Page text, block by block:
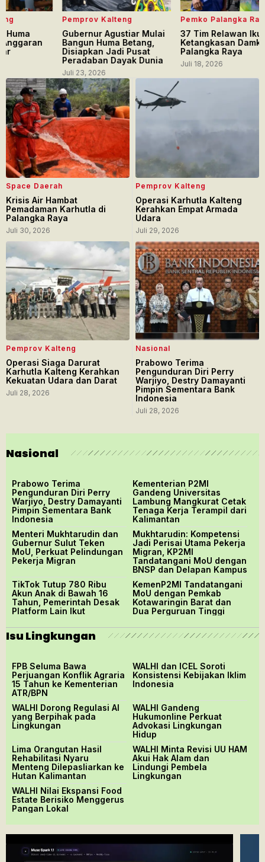
Pemprov Kalteng
Gubernur Agustiar Mulai
Bangun Huma Betang,
Disiapkan Jadi Pusat
Peradaban Dayak Dunia
Pemko Palangka Raya
37 Tim Relawan Ikuti Uji
Ketangkasan Damkar di
Palangka Raya
Juli 18, 2026
Apel
Space Daerah
Krisis Air Hambat
Pemadaman Karhutla di
Palangka Raya
Juli 30, 2026
Pemprov Kalteng
Operasi Karhutla Kalteng
Kerahkan Empat Armada
Udara
Juli 29, 2026
Pemprov Kalteng
Operasi Siaga Darurat
Karhutla Kalteng Kerahkan
Kekuatan Udara dan Darat
Juli 28, 2026
Nasional
Prabowo Terima
Pengunduran Diri Perry
Warjiyo, Destry Damayanti
Pimpin Sementara Bank
Indonesia
Juli 28, 2026
Nasional
Prabowo Terima
Pengunduran Diri Perry
Warjiyo, Destry Damayanti
Pimpin Sementara Bank
Indonesia
Kementerian P2MI
Gandeng Universitas
Lambung Mangkurat Cetak
Tenaga Kerja Terampil dari
Kalimantan
Menteri Mukhtarudin dan
Gubernur Sulut Teken
MoU, Perkuat Pelindungan
Pekerja Migran
Mukhtarudin: Kompetensi
Jadi Perisai Utama Pekerja
Migran, KP2MI
Tandatangani MoU dengan
BNSP dan Delapan Kampus
TikTok Tutup 780 Ribu
Akun Anak di Bawah 16
Tahun, Pemerintah Desak
Platform Lain Ikut
KemenP2MI Tandatangani
MoU dengan Pemkab
Kotawaringin Barat dan
Dua Perguruan Tinggi
Isu Lingkungan
FPB Seluma Bawa
Perjuangan Konflik Agraria
15 Tahun ke Kementerian
ATR/BPN
WALHI dan ICEL Soroti
Konsistensi Kebijakan Iklim
Indonesia
WALHI Dorong Regulasi AI
yang Berpihak pada
Lingkungan
WALHI Gandeng
Hukumonline Perkuat
Advokasi Lingkungan
Hidup
Lima Orangutan Hasil
Rehabilitasi Nyaru
Menteng Dilepasliarkan ke
Hutan Kalimantan
WALHI Minta Revisi UU HAM
Akui Hak Alam dan
Lindungi Pembela
Lingkungan
WALHI Nilai Ekspansi Food
Estate Berisiko Menggerus
Pangan Lokal